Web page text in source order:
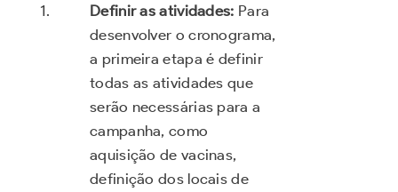
Definir as atividades: Para
desenvolver o cronograma,
a primeira etapa é definir
todas as atividades que
serão necessárias para a
campanha, como
aquisição de vacinas,
definição dos locais de